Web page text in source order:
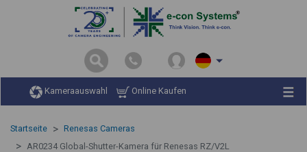
Kameraauswahl Online Kaufen
Startseite
Renesas Cameras
AR0234 Global-Shutter-Kamera für Renesas RZ/V2L